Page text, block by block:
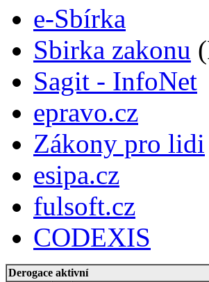
e-Sbírka
Sbirka zakonu
Sagit - InfoNet
epravo.cz
Zákony pro lidi
esipa.cz
fulsoft.cz
CODEXIS
Derogace aktivní